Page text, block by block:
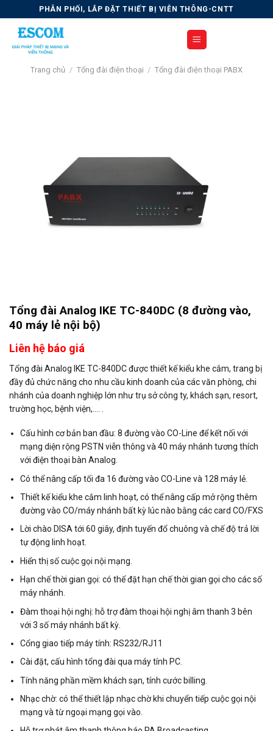
to
content
PHÂN PHỐI, LẮP ĐẶT THIẾT BỊ VIỄN THÔNG-CNTT
Trang chủ / Tổng đài điện thoại / Tổng đài điện thoại PABX
Tổng đài Analog IKE TC-840DC (8 đường vào,
40 máy lẻ nội bộ)
Liên hệ báo giá
Tổng đài Analog IKE TC-840DC được thiết kế kiểu khe cắm, trang bị
đầy đủ chức năng cho nhu cầu kinh doanh của các văn phòng, chi
nhánh của doanh nghiệp lớn như trụ sở công ty, khách sạn, resort,
trường học, bệnh viện,…. .
Cấu hình cơ bản ban đầu: 8 đường vào CO-Line để kết nối với
mạng diện rộng PSTN viễn thông và 40 máy nhánh tương thích
với điện thoại bàn Analog.
Có thể nâng cấp tối đa 16 đường vào CO-Line và 128 máy lẻ.
Thiết kế kiểu khe cắm linh hoạt, có thể nâng cấp mở rộng thêm
đường vào CO/máy nhánh bất kỳ lúc nào bằng các card CO/FXS
Lời chào DISA tới 60 giây, định tuyến đổ chuông và chế độ trả lời
tự động linh hoạt.
Hiển thị số cuộc gọi nội mạng.
Hạn chế thời gian gọi: có thể đặt hạn chế thời gian gọi cho các số
máy nhánh.
Đàm thoại hội nghị: hỗ trợ đàm thoại hội nghị âm thanh 3 bên
với 3 số máy nhánh bất kỳ.
Cổng giao tiếp máy tính: RS232/RJ11
Cài đặt, cấu hình tổng đài qua máy tính PC.
Tính năng phần mềm khách sạn, tính cước billing
Nhạc chờ: có thể thiết lập nhạc chờ khi chuyển tiếp cuộc gọi nội
mạng và từ ngoại mạng gọi vào.